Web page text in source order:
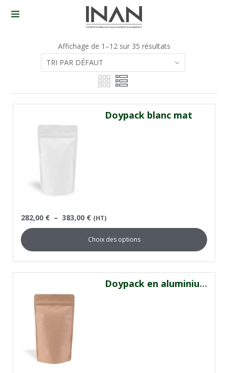
Affichage de 1–12 sur 35 résultats
Doypack blanc mat
282,00 € – 383,00 € (HT)
Choix des options
Doypack en aluminium kraft